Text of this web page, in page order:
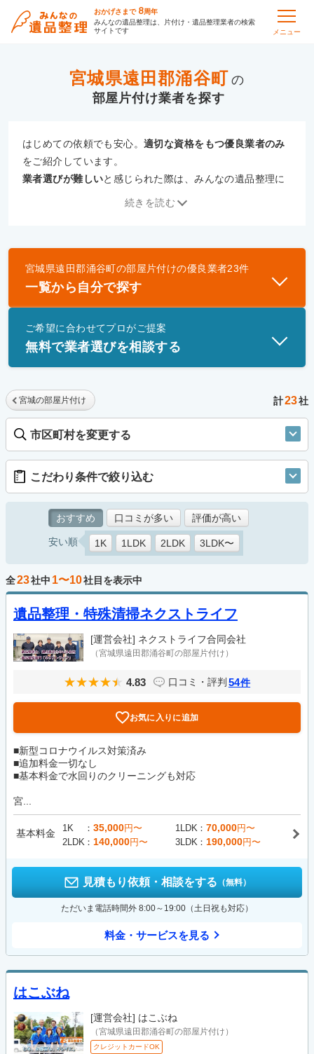
おかげさまで 8周年
みんなの遺品整理は、片付け・遺品整理業者の検索
サイトです
メニュー
宮城県遠田郡涌谷町 の
部屋片付け
はじめての依頼でも安心。適切な資格をもつ優良業者のみ
をご紹介しています。
業者選びが難しいと感じられた際は、みんなの遺品整理に
優良業者とは
一般財団法人遺品整理認定協会、および一般社団法
士」資格を持つ事業者のみ掲載しています。
続きを読む
宮城県遠田郡涌谷町の部屋片付けの優良業者23件
一覧から自分で探す
ご希望に合わせてプロがご提案
無料で業者選びを相談する
宮城の部屋片付け 計23社
市区町村を変更する
こだわり条件で絞り込む
おすすめ 口コミが多い 評価が高い
安い順 1K 1LDK 2LDK 3LDK〜
全23社中 1〜10社目を表示中
遺品整理・特殊清掃ネクストライフ
[運営会社] ネクストライフ合同会社
（宮城県遠田郡涌谷町の部屋片付け）
4.83 口コミ・評判 54件
お気に入りに追加
■新型コロナウイルス対策済み
■追加料金一切なし
■基本料金で水回りのクリーニングも対応
宮...
基本料金 1K 35,000円〜 1LDK 70,000円〜
2LDK
140,000円〜 3LDK 190,000円〜
見積もり依頼・相談をする （無料）
ただいま電話時間外 8:00～19:00（土日祝も対応）
料金・サービスを見る
はこぶね
[運営会社] はこぶね
（宮城県遠田郡涌谷町の部屋片付け）
クレジットカードOK